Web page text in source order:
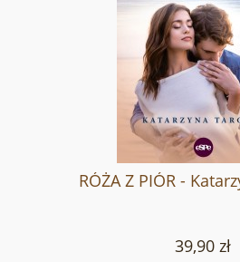
RÓŻA Z PIÓR -
39,90 zł